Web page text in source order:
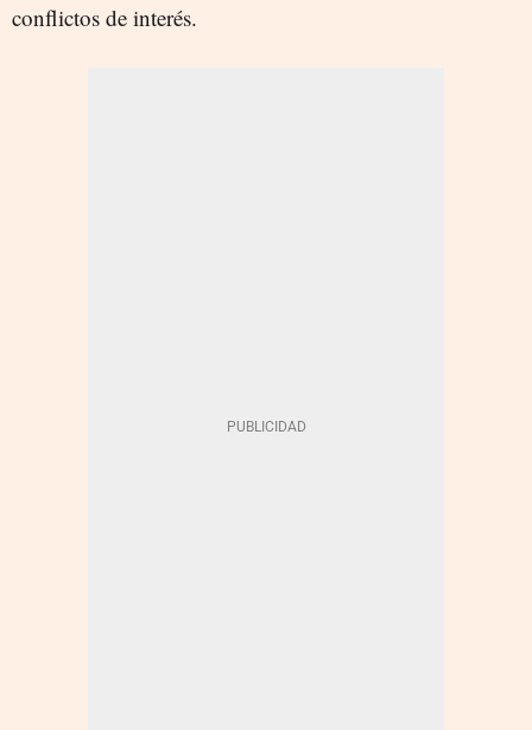
conflictos de interés.